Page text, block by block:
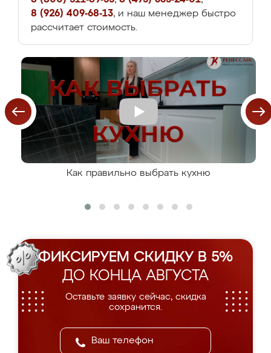
8 (926) 409-68-13, и наш менеджер быстро
рассчитает стоимость.
Как правильно выбрать кухню
ФИКСИРУЕМ СКИДКУ В 5%
ДО КОНЦА АВГУСТА
Оставьте заявку сейчас, скидка
сохранится.